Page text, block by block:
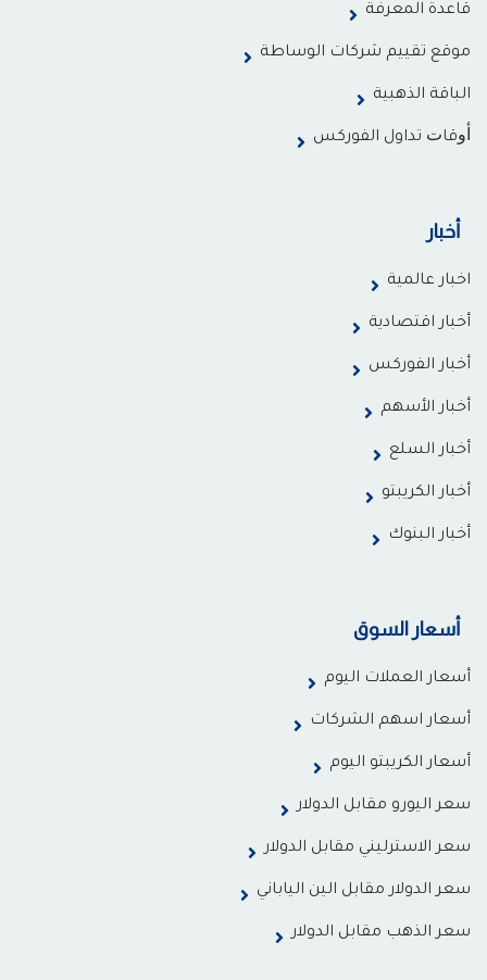
قاعدة المعرفة
موقع تقييم شركات الوساطة
الباقة الذهبية
ﺃﻭﻗﺎﺕ تداول الفوركس
أخبار
اخبار عالمية
أخبار اقتصادية
أخبار الفوركس
أخبار الأسهم
أخبار السلع
أخبار الكريبتو
أخبار البنوك
أسعار السوق
أسعار العملات اليوم
أسعار اسهم الشركات
أسعار الكريبتو اليوم
سعر اليورو مقابل الدولار
سعر الاسترليني مقابل الدولار
سعر الدولار مقابل الين الياباني
سعر الذهب مقابل الدولار